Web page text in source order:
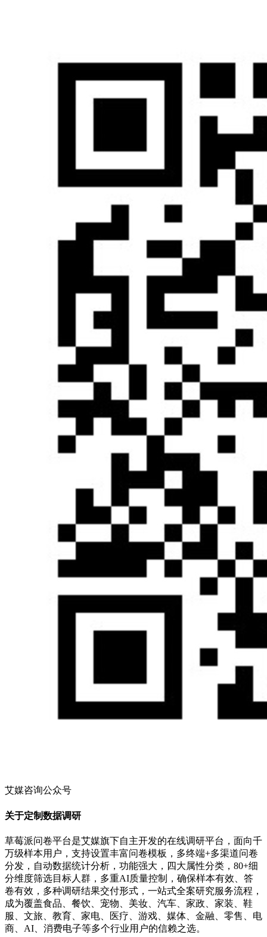
艾媒咨询公众号
关于定制数据调研
草莓派问卷平台是艾媒旗下自主开发的在线调研平台，面向千
万级样本用户，支持设置丰富问卷模板，多终端+多渠道问卷
分发，自动数据统计分析，功能强大，四大属性分类，80+细
分维度筛选目标人群，多重AI质量控制，确保样本有效、答
卷有效，多种调研结果交付形式，一站式全案研究服务流程，
成为覆盖食品、餐饮、宠物、美妆、汽车、家政、家装、鞋
服、文旅、教育、家电、医疗、游戏、媒体、金融、零售、电
商、AI、消费电子等多个行业用户的信赖之选。